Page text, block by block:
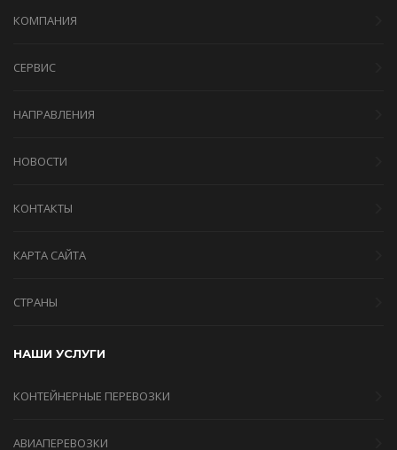
КОМПАНИЯ
СЕРВИС
НАПРАВЛЕНИЯ
НОВОСТИ
КОНТАКТЫ
КАРТА САЙТА
СТРАНЫ
НАШИ УСЛУГИ
КОНТЕЙНЕРНЫЕ ПЕРЕВОЗКИ
АВИАПЕРЕВОЗКИ